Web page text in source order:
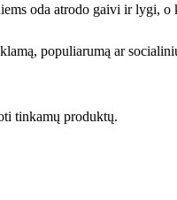
oda atrodo gaivi ir lygi,
populiarumą ar
tinkamų produktų.